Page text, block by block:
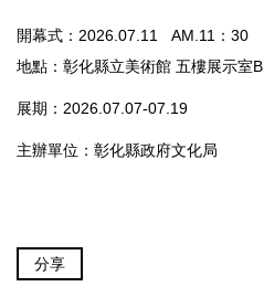
開幕式：2026.07.11 AM.11：30
地點：彰化縣立美術館 五樓展示室B
展期：2026.07.07-07.19
主辦單位：彰化縣政府文化局
分享